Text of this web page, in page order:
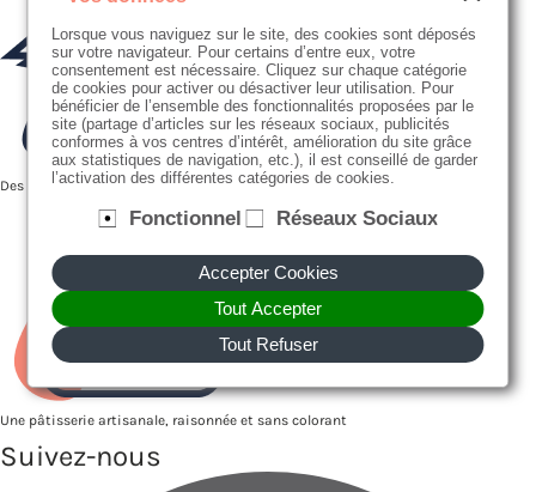
Des producteurs proches de nous
Une pâtisserie artisanale, raisonnée et sans colorant
Suivez-nous
Lorsque vous naviguez sur le site, des cookies sont déposés
sur votre navigateur. Pour certains d’entre eux, votre
consentement est nécessaire. Cliquez sur chaque catégorie
de cookies pour activer ou désactiver leur utilisation. Pour
bénéficier de l’ensemble des fonctionnalités proposées par le
site (partage d’articles sur les réseaux sociaux, publicités
conformes à vos centres d’intérêt, amélioration du site grâce
aux statistiques de navigation, etc.), il est conseillé de garder
l’activation des différentes catégories de cookies.
Fonctionnel Réseaux Sociaux
Accepter Cookies
Tout Accepter
Tout Refuser